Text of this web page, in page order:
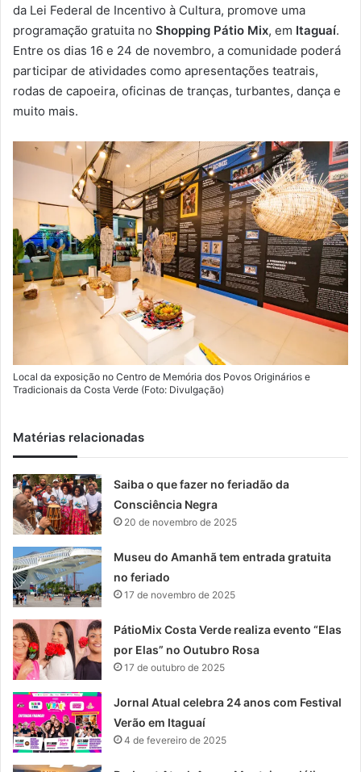
a
l
da Lei Federal de Incentivo à Cultura, promove uma
programação gratuita no Shopping Pátio Mix, em Itaguaí.
Entre os dias 16 e 24 de novembro, a comunidade poderá
participar de atividades como apresentações teatrais,
rodas de capoeira, oficinas de tranças, turbantes, dança e
muito mais.
Local da exposição no Centro de Memória dos Povos Originários e
Tradicionais da Costa Verde (Foto: Divulgação)
Matérias relacionadas
Saiba o que fazer no feriadão da
Consciência Negra
20 de novembro de 2025
Museu do Amanhã tem entrada gratuita
no feriado
17 de novembro de 2025
PátioMix Costa Verde realiza evento “Elas
por Elas” no Outubro Rosa
17 de outubro de 2025
Jornal Atual celebra 24 anos com Festival
Verão em Itaguaí
4 de fevereiro de 2025